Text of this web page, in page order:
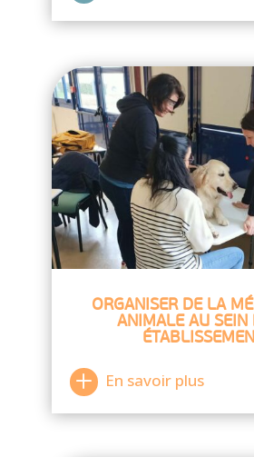
ORGANISER DE LA
ANIMALE AU SEIN
En savoir plus